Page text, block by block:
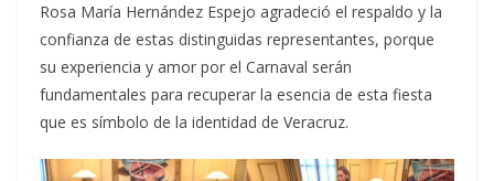
Rosa María Hernández Espejo agradeció el respaldo y la
confianza de estas distinguidas representantes, porque
su experiencia y amor por el Carnaval serán
fundamentales para recuperar la esencia de esta fiesta
que es símbolo de la identidad de Veracruz.